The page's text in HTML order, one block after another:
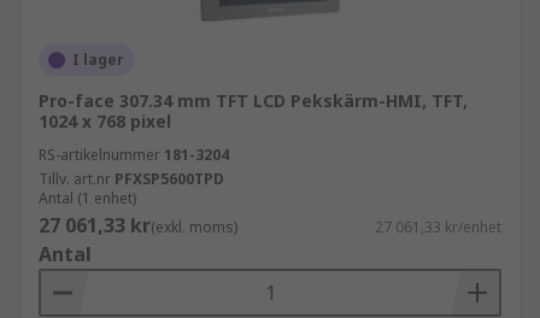
I lager
Pro-face 307.34 mm TFT LCD Pekskärm-HMI, TFT,
1024 x 768 pixel
RS-artikelnummer 181-3204
Tillv. art.nr PFXSP5600TPD
Antal (1 enhet)
27 061,33 kr(exkl. moms) 27 061,33 kr/enhet
Antal